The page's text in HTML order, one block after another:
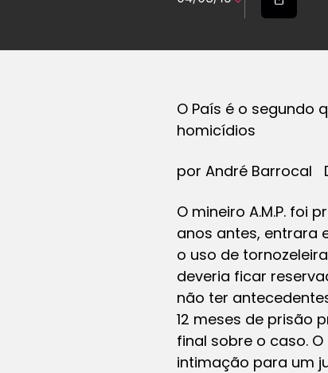
O País é o segundo
homicídios
por André Barrocal
O mineiro A.M.P. foi
anos antes, entrara
o uso de
deveria ficar
não ter
12 meses de prisão
final sobre o caso.
intimação para um